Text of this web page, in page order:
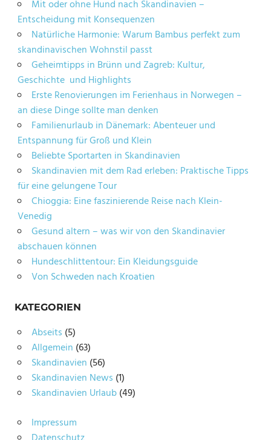
Mit oder ohne Hund nach Skandinavien –
Entscheidung mit Konsequenzen
Natürliche Harmonie: Warum Bambus perfekt zum
skandinavischen Wohnstil passt
Geheimtipps in Brünn und Zagreb: Kultur,
Geschichte und Highlights
Erste Renovierungen im Ferienhaus in Norwegen –
an diese Dinge sollte man denken
Familienurlaub in Dänemark: Abenteuer und
Entspannung für Groß und Klein
Beliebte Sportarten in Skandinavien
Skandinavien mit dem Rad erleben: Praktische Tipps
für eine gelungene Tour
Chioggia: Eine faszinierende Reise nach Klein-
Venedig
Gesund altern – was wir von den Skandinavier
abschauen können
Hundeschlittentour: Ein Kleidungsguide
Von Schweden nach Kroatien
KATEGORIEN
Abseits (5)
Allgemein (63)
Skandinavien (56)
Skandinavien News (1)
Skandinavien Urlaub(49)
Impressum